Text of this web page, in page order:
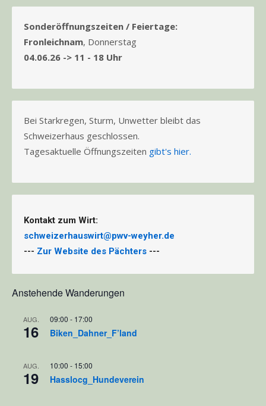
Sonderöffnungszeiten / Feiertage:
Fronleichnam, Donnerstag
04.06.26 -> 11 - 18 Uhr
Bei Starkregen, Sturm, Unwetter bleibt das
Schweizerhaus geschlossen.
Tagesaktuelle Öffnungszeiten gibt's hier.
Kontakt zum Wirt:
schweizerhauswirt@pwv-weyher.de
--- Zur Website des Pächters ---
Anstehende Wanderungen
AUG.
16
09:00 - 17:00
Biken_Dahner_F’land
AUG.
19
10:00 - 15:00
Hasslocg_Hundeverein